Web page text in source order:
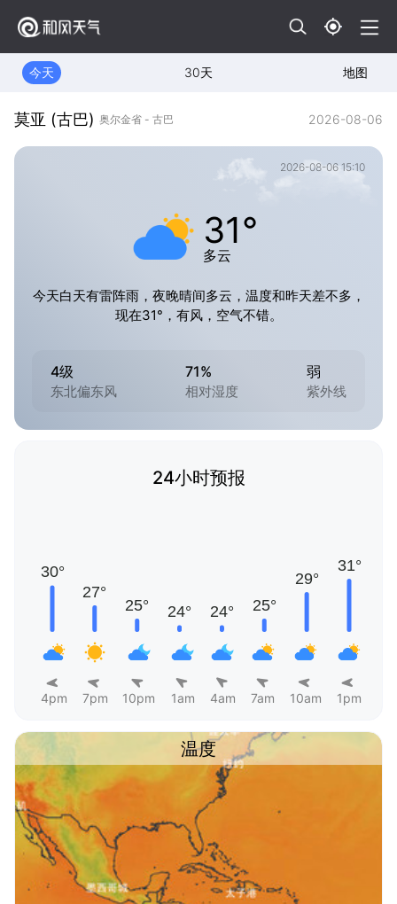
今天 30天 地图
莫亚 (古巴) 奥尔金省 - 古巴 2026-08-06
2026-08-06 15:10
31°
多云
今天白天有雷阵雨，夜晚晴间多云，温度和昨天差不多，
现在31°，有风，空气不错。
4级
东北偏东风
71%
相对湿度
弱
紫外线
24小时预报
4pm 7pm 10pm 1am 4am 7am 10am 1pm
温度